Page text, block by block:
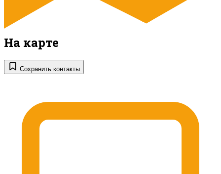
На карте
Сохранить контакты